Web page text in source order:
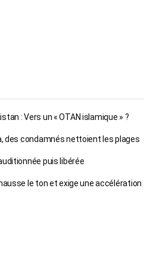
: Vers un « OTAN islamique » ?
des condamnés nettoient les plages
puis libérée
le ton et exige une accélération